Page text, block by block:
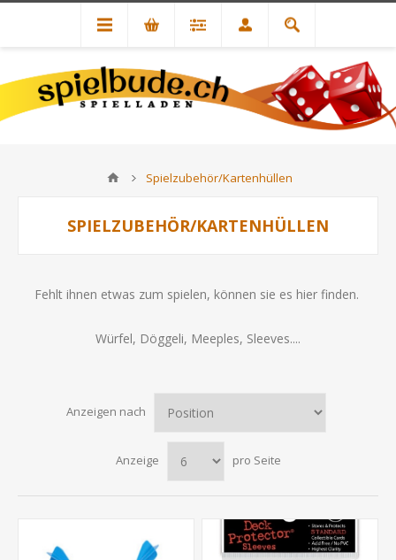
Spielzubehör/Kartenhüllen
SPIELZUBEHÖR/KARTENHÜLLEN
Fehlt ihnen etwas zum spielen, können sie es hier finden.
Würfel, Döggeli, Meeples, Sleeves....
Anzeigen nach
Anzeige pro Seite